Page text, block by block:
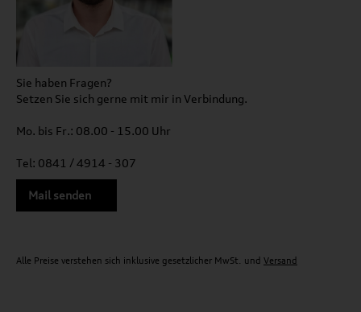
Sie haben Fragen?
Setzen Sie sich gerne mit mir in Verbindung.
Mo. bis Fr.: 08.00 - 15.00 Uhr
Tel: 0841 / 4914 - 307
Mail senden
Alle Preise verstehen sich inklusive gesetzlicher MwSt. und Versand